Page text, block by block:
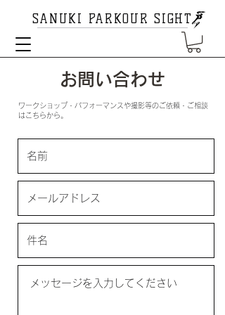
SANUKI PARKOUR SIGHT
お問い合わせ
​ワークショップ・パフォーマンスや撮影等のご依頼・ご相談
はこちらから。